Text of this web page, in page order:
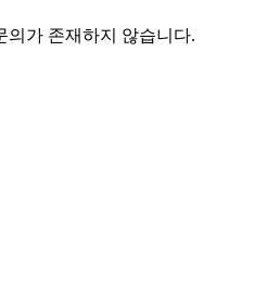
의가 존재하지 않습니다.